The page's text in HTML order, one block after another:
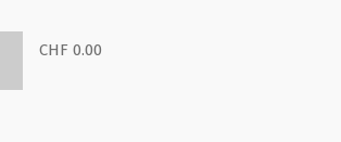
CHF 0.00